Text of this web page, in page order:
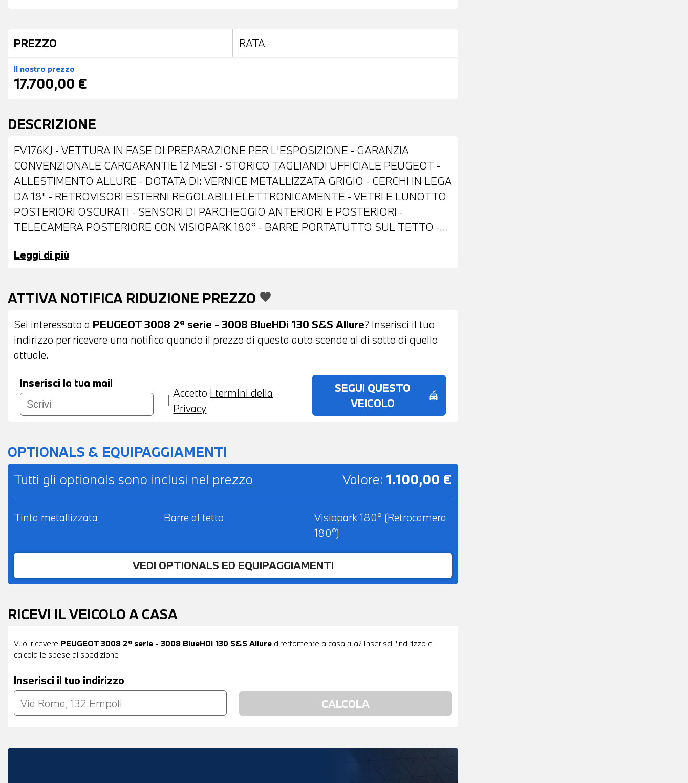
PREZZO RATA
Il nostro prezzo
17.700,00 €
DESCRIZIONE
FV176KJ - VETTURA IN FASE DI PREPARAZIONE PER L'ESPOSIZIONE - GARANZIA
CONVENZIONALE CARGARANTIE 12 MESI - STORICO TAGLIANDI UFFICIALE PEUGEOT -
ALLESTIMENTO ALLURE - DOTATA DI: VERNICE METALLIZZATA GRIGIO - CERCHI IN LEGA
DA 18" - RETROVISORI ESTERNI REGOLABILI ELETTRONICAMENTE - VETRI E LUNOTTO
POSTERIORI OSCURATI - SENSORI DI PARCHEGGIO ANTERIORI E POSTERIORI -
TELECAMERA POSTERIORE CON VISIOPARK 180° - BARRE PORTATUTTO SUL TETTO -
MULTIFUNZIONE - CAMBIO MANUALE - CLIMATIZZATORE AUTOMATICO BIZONA -
CARPLAY E ANDROID AUTO - POSSIBILITA' DI PROVA - POSSIBILITA' DI PERMUTA -
POSSIBILITA' DI FINANZIAMENTO ANCHE PER L'INTERO IMPORTO
Leggi di più
ATTIVA NOTIFICA RIDUZIONE PREZZO favorite
Sei interessato a PEUGEOT 3008 2ª serie - 3008 BlueHDi 130 S&S Allure? Inserisci il tuo
indirizzo per ricevere una notifica quando il prezzo di questa auto scende al di sotto di quello
attuale.
Inserisci la tua mail
Accetto i termini della
Privacy
SEGUI QUESTO
VEICOLO
no_crash
OPTIONALS & EQUIPAGGIAMENTI
Tutti gli optionals sono inclusi nel prezzo
Valore: 1.100,00 €
Tinta metallizzata Barre al tetto
Visiopark 180° (Retrocamera
180°)
VEDI OPTIONALS ED EQUIPAGGIAMENTI
RICEVI IL VEICOLO A CASA
Vuoi ricevere PEUGEOT 3008 2ª serie - 3008 BlueHDi 130 S&S Allure direttamente a casa tua? Inserisci l'indirizzo e
calcola le spese di spedizione
Inserisci il tuo indirizzo